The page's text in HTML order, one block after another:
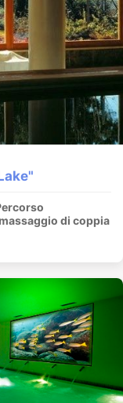
massaggio di coppia